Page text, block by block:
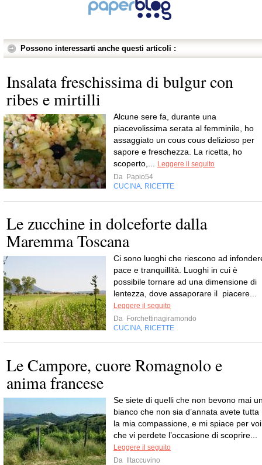
Possono interessarti anche questi articoli :
Insalata freschissima di bulgur con
ribes e mirtilli
Alcune sere fa, durante una
piacevolissima serata al femminile, ho
assaggiato un cous cous delizioso per
sapore e freschezza. La ricetta, ho
scoperto,...
Leggere il seguito
Da Papio54
CUCINA RICETTE
Le zucchine in dolceforte dalla
Maremma Toscana
Ci sono luoghi che riescono ad
pace e tranquillità. Luoghi in cui è
possibile tornare ad una dimensione di
lentezza, dove assaporare il piacere...
Leggere il seguito
Da Forchettinagiramondo
CUCINA RICETTE
Le Campore, cuore Romagnolo e
anima francese
Se siete di quelli che non bevono mai
bianco che non sia d’annata avete tutta
la mia compassione, e mi spiace per voi
che vi perdete l’occasione di scoprire...
Leggere il seguito
Da
Iltaccuvino